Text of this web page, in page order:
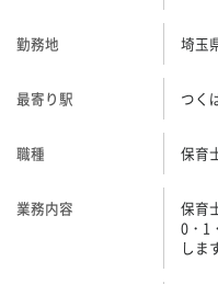
勤務地 埼玉
最寄り駅 つく
職種 保育
業務内容
保育
0・1
しま